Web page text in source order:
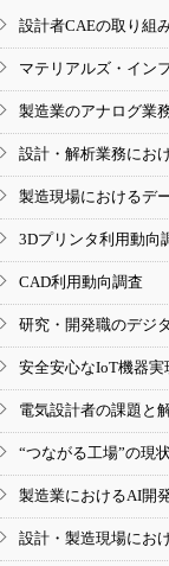
設計者CAEの取り組
マテリアルズ・イン
製造業のアナログ業
設計・解析業務にお
製造現場におけるデ
3Dプリンタ利用動向
CAD利用動向調査
研究・開発職のデジ
安全安心なIoT機器実
電気設計者の課題と
“つながる工場”の現
製造業におけるAI開
設計・製造現場にお